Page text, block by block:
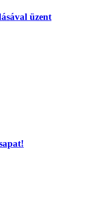
üzent